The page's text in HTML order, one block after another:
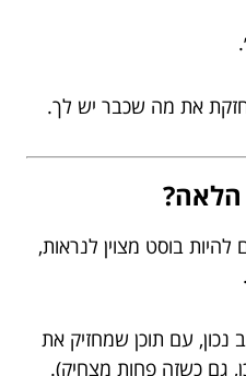
את מה שכבר יש לך.
הלאה?
להיות בוסט מצוין לנראות,
עם תוכן שמחזיק את
גם כשזה פחות מצחיק).